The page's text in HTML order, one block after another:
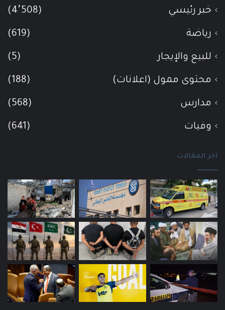
خبر رئيسي (4٬508)
رياضة (619)
للبيع والإيجار (5)
محتوى ممول (اعلانات) (188)
مدارس (568)
وفيات (641)
اخر المقالات